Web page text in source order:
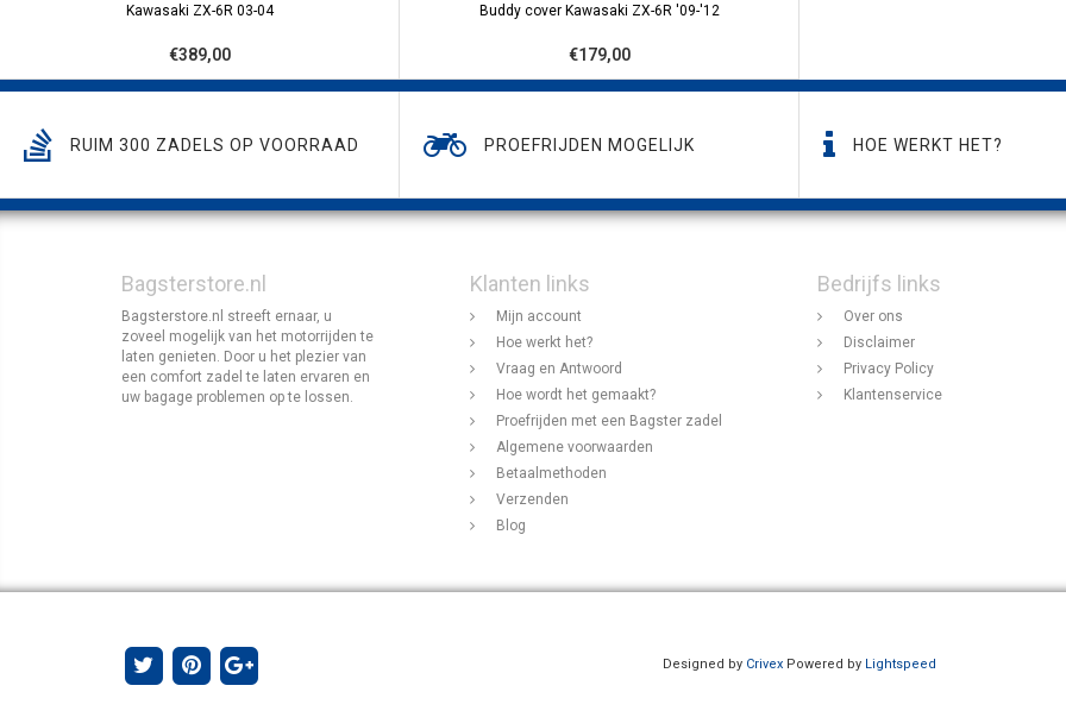
Kawasaki ZX-6R 03-04
€389,00
Buddy cover Kawasaki ZX-6R '09-'12
€179,00
RUIM 300 ZADELS OP VOORRAAD PROEFRIJDEN MOGELIJK HOE WERKT HET?
Bagsterstore.nl
Bagsterstore.nl streeft ernaar, u
zoveel mogelijk van het motorrijden te
laten genieten. Door u het plezier van
een comfort zadel te laten ervaren en
uw bagage problemen op te lossen.
Klanten links
Mijn account
Hoe werkt het?
Vraag en Antwoord
Hoe wordt het gemaakt?
Proefrijden met een Bagster zadel
Algemene voorwaarden
Betaalmethoden
Verzenden
Blog
Bedrijfs links
Over ons
Disclaimer
Privacy Policy
Klantenservice
Designed by Crivex Powered by Lightspeed